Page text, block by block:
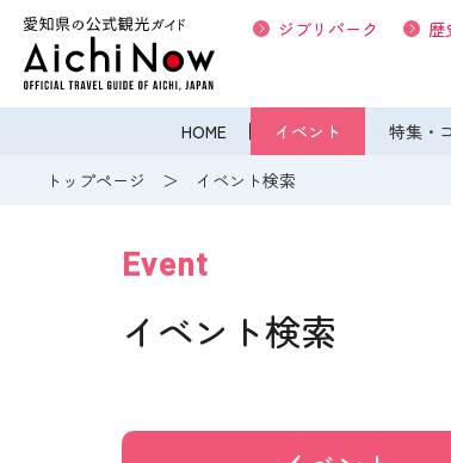
HOME イベント 特集・
ジブリパーク 歴
トップページ イベント検索
Event
イベント検索